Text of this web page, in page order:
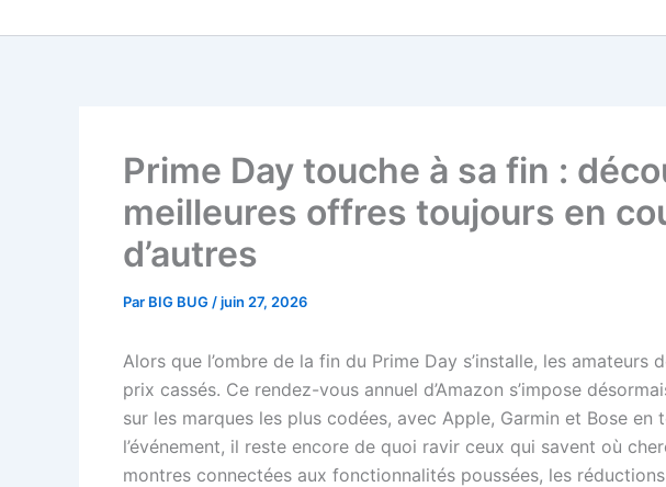
au
Prime Day touche à sa fin :
meilleures offres toujours en
d’autres
Par BIG BUG /juin 27, 2026
Alors que l’ombre de la fin du Prime Day s’installe, les
prix cassés. Ce rendez-vous annuel d’Amazon s’impose
sur les marques les plus codées, avec Apple, Garmin et Bose
l’événement, il reste encore de quoi ravir ceux qui savent où
montres connectées aux fonctionnalités poussées, les